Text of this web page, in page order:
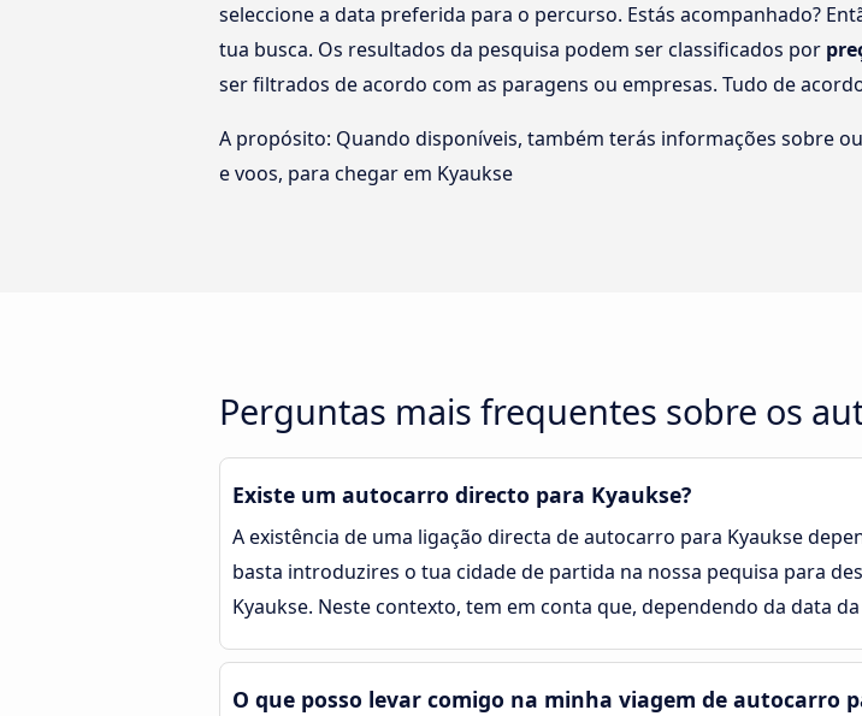
seleccione a data preferida para o percurso. Estás acompanhado?
tua busca. Os resultados da pesquisa podem ser classificados por
ser filtrados de acordo com as paragens ou empresas. Tudo de
A propósito: Quando disponíveis, também terás informações sobre
e voos, para chegar em Kyaukse
Perguntas mais frequentes sobre os
Existe um autocarro directo para Kyaukse?
A existência de uma ligação directa de autocarro para Kyaukse
basta introduzires o tua cidade de partida na nossa pequisa para
Kyaukse. Neste contexto, tem em conta que, dependendo da data
O que posso levar comigo na minha viagem de autocarro